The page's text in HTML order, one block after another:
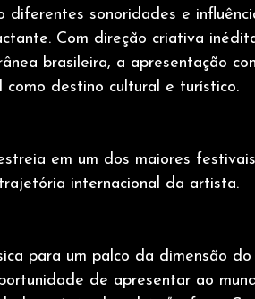
diferentes sonoridades e
Com direção criativa
brasileira, a apresentação
como destino cultural e turístico.
em um dos maiores
internacional da artista.
para um palco da dimensão
de apresentar ao